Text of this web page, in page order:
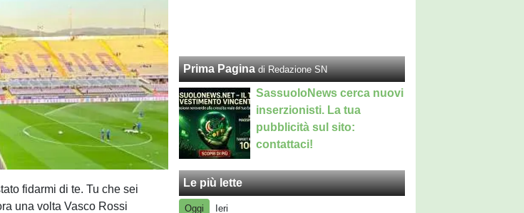
fidarmi di te. Tu che sei
una volta Vasco Rossi
Prima Pagina di Redazione SN
SassuoloNews cerca nuovi
inserzionisti. La tua
pubblicità sul sito:
contattaci!
Le più lette
Oggi
Ieri